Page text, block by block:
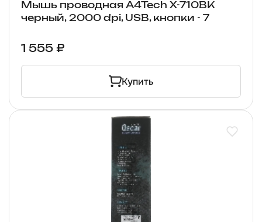
Мышь проводная A4Tech X-710BK
черный, 2000 dpi, USB, кнопки - 7
1 555 ₽
Купить